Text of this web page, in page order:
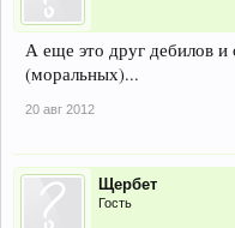
А еще это друг дебилов и
(моральных)...
20 авг 2012
Щербет
Гость